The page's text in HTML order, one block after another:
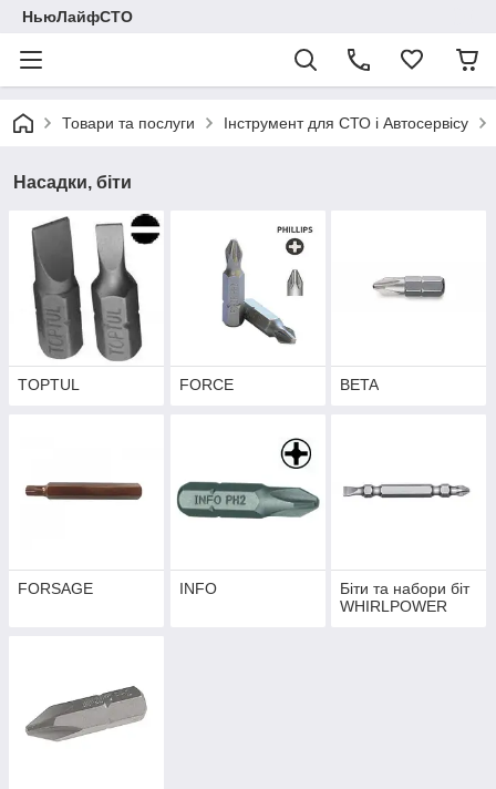
НьюЛайфСТО
Товари та послуги Інструмент для СТО і Автосервісу
Насадки, біти
TOPTUL FORCE BETA
FORSAGE INFO
Біти та набори біт
WHIRLPOWER